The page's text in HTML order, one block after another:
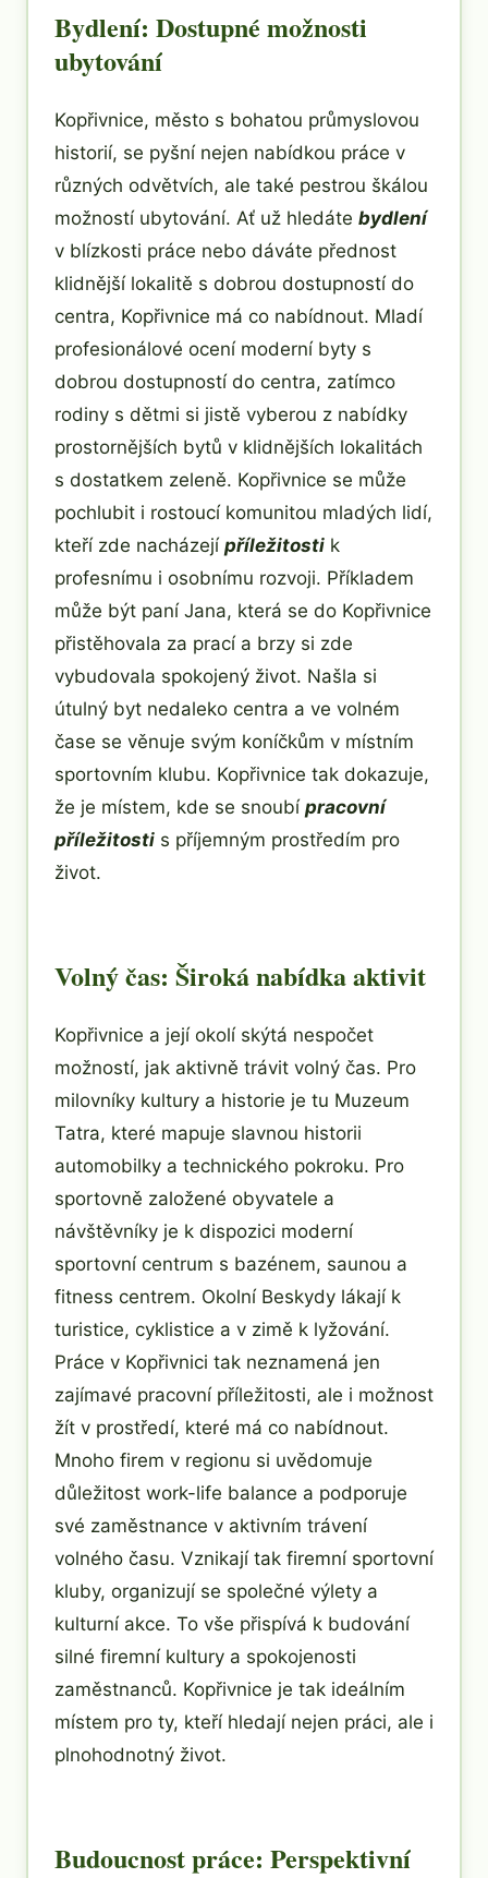
Bydlení: Dostupné možnosti
ubytování
Kopřivnice, město s bohatou průmyslovou
historií, se pyšní nejen nabídkou práce v
různých odvětvích, ale také pestrou škálou
možností ubytování. Ať už hledáte bydlení
v blízkosti práce nebo dáváte přednost
klidnější lokalitě s dobrou dostupností do
centra, Kopřivnice má co nabídnout. Mladí
profesionálové ocení moderní byty s
dobrou dostupností do centra, zatímco
rodiny s dětmi si jistě vyberou z nabídky
prostornějších bytů v klidnějších lokalitách
s dostatkem zeleně. Kopřivnice se může
pochlubit i rostoucí komunitou mladých lidí,
kteří zde nacházejí příležitosti k
profesnímu i osobnímu rozvoji. Příkladem
může být paní Jana, která se do Kopřivnice
přistěhovala za prací a brzy si zde
vybudovala spokojený život. Našla si
útulný byt nedaleko centra a ve volném
čase se věnuje svým koníčkům v místním
sportovním klubu. Kopřivnice tak dokazuje,
že je místem, kde se snoubí pracovní
příležitosti s příjemným prostředím pro
život.
Volný čas: Široká nabídka aktivit
Kopřivnice a její okolí skýtá nespočet
možností, jak aktivně trávit volný čas. Pro
milovníky kultury a historie je tu Muzeum
Tatra, které mapuje slavnou historii
automobilky a technického pokroku. Pro
sportovně založené obyvatele a
návštěvníky je k dispozici moderní
sportovní centrum s bazénem, saunou a
fitness centrem. Okolní Beskydy lákají k
turistice, cyklistice a v zimě k lyžování.
Práce v Kopřivnici tak neznamená jen
zajímavé pracovní příležitosti, ale i možnost
žít v prostředí, které má co nabídnout.
Mnoho firem v regionu si uvědomuje
důležitost work-life balance a podporuje
své zaměstnance v aktivním trávení
volného času. Vznikají tak firemní sportovní
kluby, organizují se společné výlety a
kulturní akce. To vše přispívá k budování
silné firemní kultury a spokojenosti
zaměstnanců. Kopřivnice je tak ideálním
místem pro ty, kteří hledají nejen práci, ale i
plnohodnotný život.
Budoucnost práce: Perspektivní